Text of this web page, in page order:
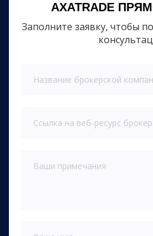
AXATRADE
Заполните заявку, чтобы